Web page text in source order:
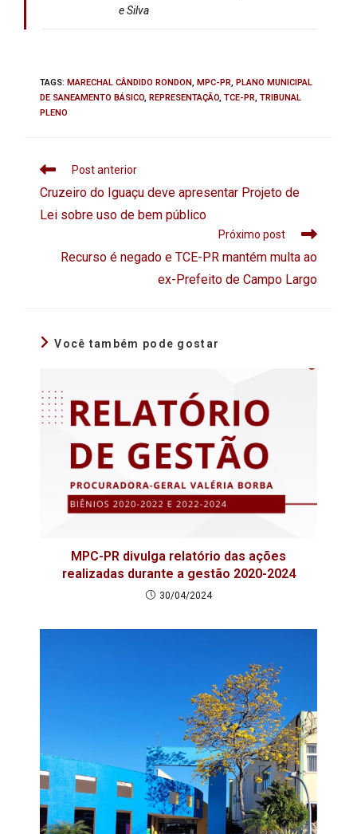
e Silva
TAGS: MARECHAL CÂNDIDO RONDON, MPC-PR, PLANO MUNICIPAL
DE SANEAMENTO BÁSICO, REPRESENTAÇÃO, TCE-PR, TRIBUNAL
PLENO
Post anterior
Cruzeiro do Iguaçu deve apresentar Projeto de
Lei sobre uso de bem público
Próximo post
Recurso é negado e TCE-PR mantém multa ao
ex-Prefeito de Campo Largo
Você também pode gostar
MPC-PR divulga relatório das ações
realizadas durante a gestão 2020-2024
30/04/2024